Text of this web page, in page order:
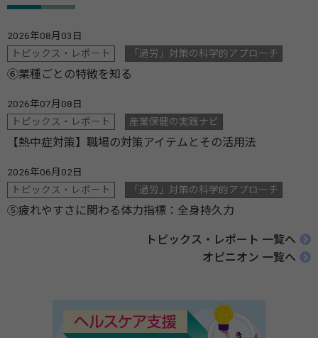
2026年08月03日
トピックス・レポート
「過労」対策の科学的アプローチ
⑥業種ごとの特徴を知る
2026年07月08日
トピックス・レポート
産業保健の実践ナビ
【熱中症対策】職場の対策アイテムとその活用法
2026年06月02日
トピックス・レポート
「過労」対策の科学的アプローチ
⑤疲れやすさに関わる体力指標：全身持久力
トピックス・レポート 一覧へ
オピニオン 一覧へ